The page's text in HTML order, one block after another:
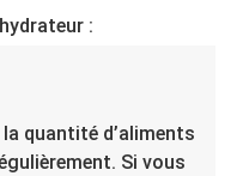
:
quantité d’aliments
Si vous